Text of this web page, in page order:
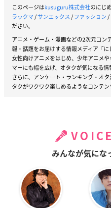
このページはkusuguru株式会社のにじ
ラックマ/サンエックス/ファッション/
ださい。
アニメ・ゲーム・漫画などの2次元コン
報・話題をお届けする情報メディア「に
女性向けアニメをはじめ、少年アニメ
マーにも幅を広げ、オタクが気になる情
さらに、アンケート・ランキング・オ
タクがワクワク楽しめるようなコンテン
みんなが気にな